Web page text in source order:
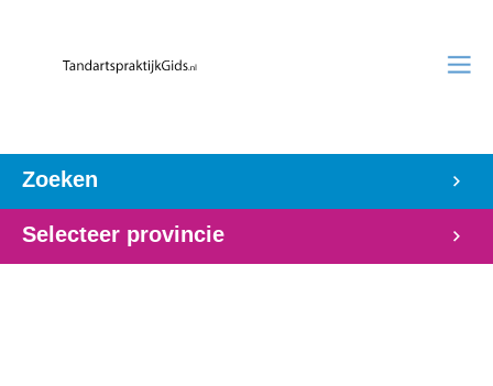
Zoeken
Selecteer provincie